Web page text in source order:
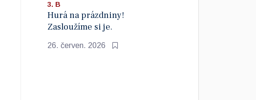
3. B
Hurá na prázdniny!
Zasloužíme si je.
26. červen. 2026